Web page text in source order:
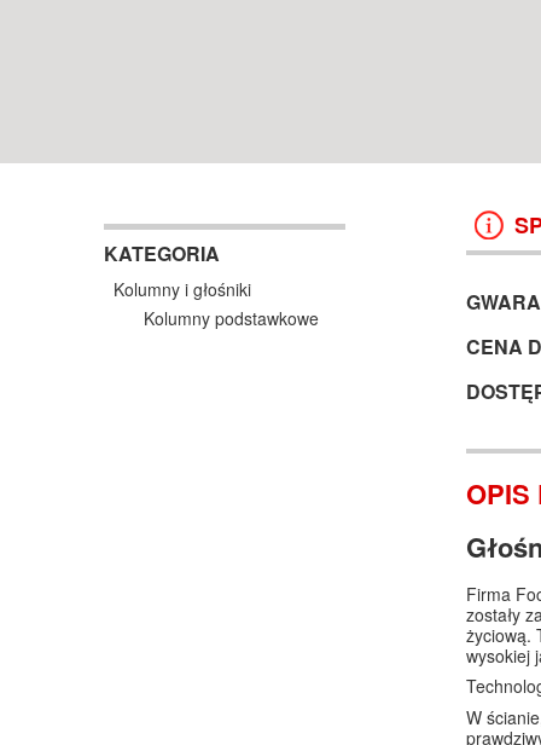
KATEGORIA
Kolumny i głośniki
Kolumny podstawkowe
CENA
OPIS
Firma
zostały
życiową.
wysokiej
W